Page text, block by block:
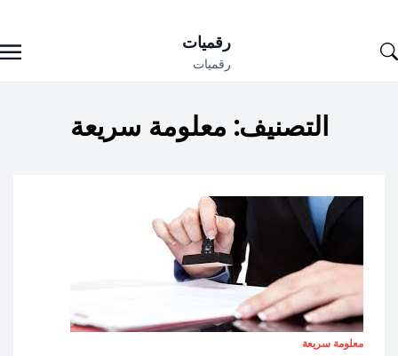
to
رقميات
رقميات
التصنيف: معلومة سريعة
معلومة سريعة